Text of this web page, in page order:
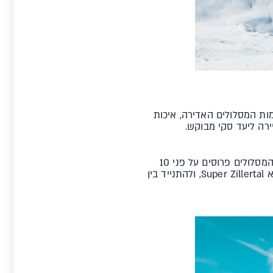
טירול. כמות המסלולים האדירה, איכות
ליעד סקי מבוקש.
מאיירהופן ממוקמת בעמק ה-Ziller, בלב מרחב גלישה אדיר שכולל 649 ק"מ של מסלולים לכל הרמות. המסלולים פרוסים על פני 10
מתחמי גלישה, שמאיירהופן במרכזם. אפשר לגלוש בכל השפע הזה באמצעות הסקי פס המורחב שנקרא Super Zillertal, ולהתנייד בין